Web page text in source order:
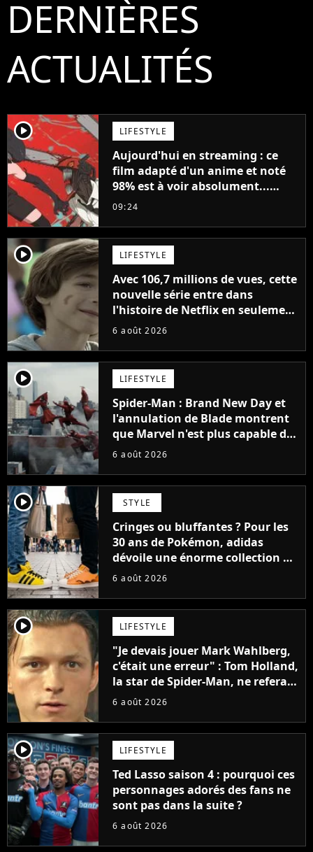
DERNIÈRES
ACTUALITÉS
player2 LIFESTYLE
Aujourd'hui en streaming : ce
film adapté d'un anime et noté
98% est à voir absolument...
sinon vous ne comprendrez plus
09:24
player2 LIFESTYLE
Avec 106,7 millions de vues, cette
nouvelle série entre dans
l'histoire de Netflix en seulement
48 jours
6 août 2026
player2 LIFESTYLE
Spider-Man : Brand New Day et
l'annulation de Blade montrent
que Marvel n'est plus capable de
faire quoi que ce soit de simple
6 août 2026
player2 STYLE
Cringes ou bluffantes ? Pour les
30 ans de Pokémon, adidas
dévoile une énorme collection de
sneakers et je ne sais pas quoi en
6 août 2026
player2 LIFESTYLE
"Je devais jouer Mark Wahlberg,
c'était une erreur" : Tom Holland,
la star de Spider-Man, ne referait
pas ce blockbuster
6 août 2026
player2 LIFESTYLE
Ted Lasso saison 4 : pourquoi ces
personnages adorés des fans ne
sont pas dans la suite ?
6 août 2026